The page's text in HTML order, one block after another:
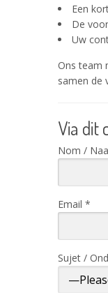
Een
De
Uw
Ons team
samen de
Via
Nom /
Email *
Sujet /